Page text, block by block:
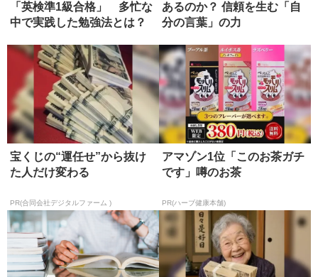
「英検準1級合格」 多忙な
中で実践した勉強法とは？
あるのか？ 信頼を生む「自
分の言葉」の力
宝くじの“運任せ”から抜け
た人だけ変わる
PR(合同会社デジタルファーム )
アマゾン1位「このお茶ガチ
です」噂のお茶
PR(ハーブ健康本舗)